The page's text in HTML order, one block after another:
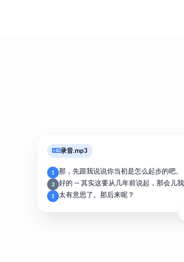
录音.mp3
1 那，先跟我说说你当初是怎么起步的吧。
2 好的 — 其实这要从几年前说起，那会儿
1 太有意思了。那后来呢？